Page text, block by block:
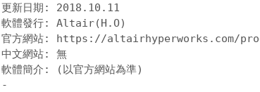
更新日期: 2018.10.11
軟體發行: Altair(H.O)
官方網站: https://altairhyperworks.com/
中文網站: 無
-